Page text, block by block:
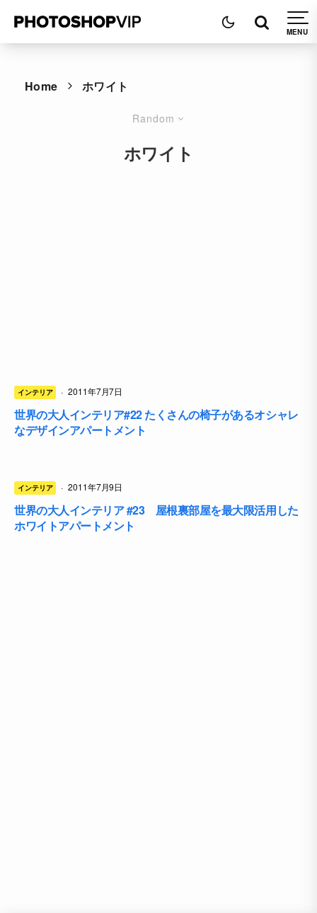
Home ホワイト
Random
ホワイト
インテリア · 2011年7月7日
世界の大人インテリア#22 たくさんの椅子があるオシャレ
なデザインアパートメント
インテリア · 2011年7月9日
世界の大人インテリア #23 屋根裏部屋を最大限活用した
ホワイトアパートメント